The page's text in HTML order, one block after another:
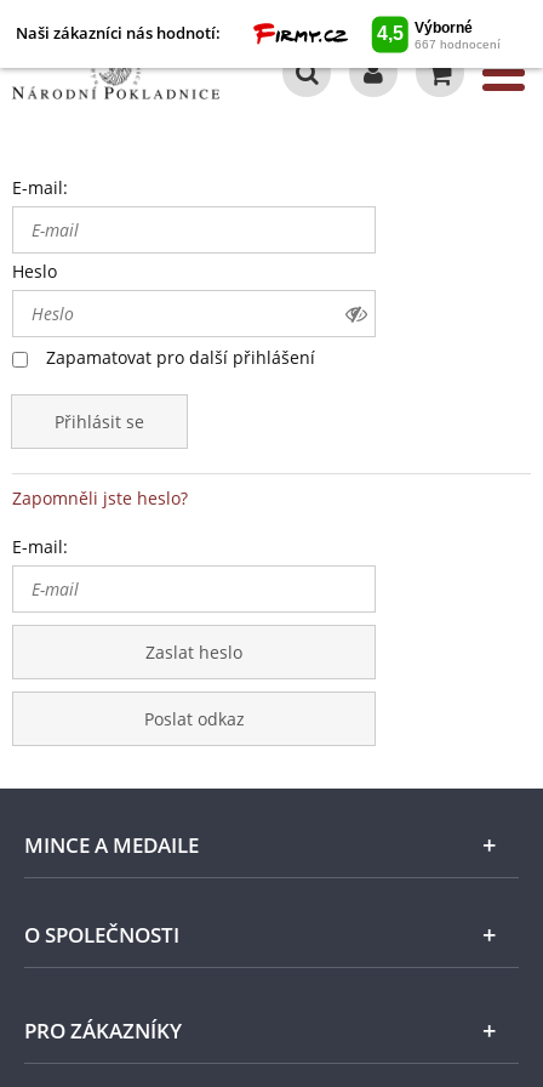
Naši zákazníci nás hodnotí:
E-mail:
Heslo
Zapamatovat pro další přihlášení
Přihlásit se
Zapomněli jste heslo?
E-mail:
Zaslat heslo
Poslat odkaz
MINCE A MEDAILE
E-shop
Stříbro
O SPOLEČNOSTI
Národní Pokladnice
PRO ZÁKAZNÍKY